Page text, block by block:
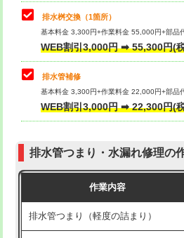
コンクリート斫り（厚さ10㎝まで）
コンクリート斫り（厚さ10㎝超え）
モルタル補修（厚さ10㎝まで）
モルタル補修（厚さ10㎝超え）
追加人工
※給水管工事は20mmまでの価格です
交換・取付(単水栓（壁付・デッキ
式）)
交換・取付(混合水栓（壁付・デッキ
式・ワンホール）)
交換・取付(排水栓・排水トラップ
交換・取付（その他部品）
持込商品取付（単水栓）
持込商品取付（混合水栓）
持込商品取付（浄水器・分岐水栓）
排水桝交換（1箇所）
基本料金 3,300円+作業料金 55,000円+部品
WEB割引3,000円 ➡ 55,300円(
排水管補修
基本料金 3,300円+作業料金 22,000円+部品
WEB割引3,000円 ➡ 22,300円(
排水管つまり・水漏れ修理の
作業内容
排水管つまり（軽度の詰まり）